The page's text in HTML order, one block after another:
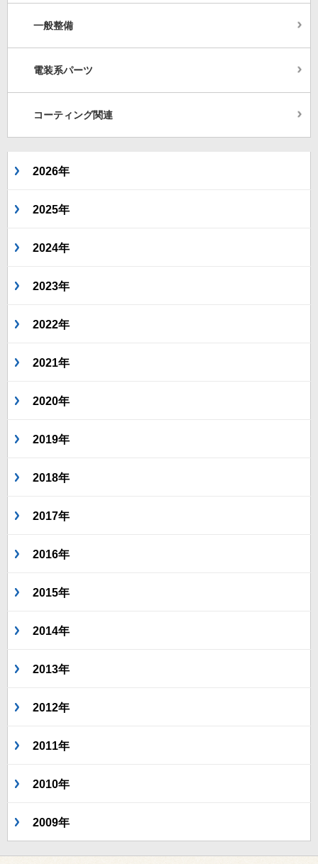
一般整備
電装系パーツ
コーティング関連
2026年
2025年
2024年
2023年
2022年
2021年
2020年
2019年
2018年
2017年
2016年
2015年
2014年
2013年
2012年
2011年
2010年
2009年